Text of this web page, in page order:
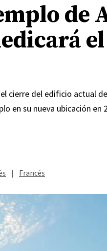
de
cierre del edificio actual
en su nueva ubicación en
| Francés